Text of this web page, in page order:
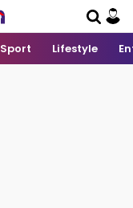
Sport Lifestyle